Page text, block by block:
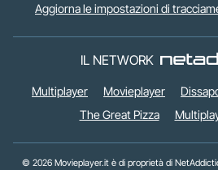
Aggiorna le impostazioni di
IL NETWORK
Multiplayer Movieplayer
The Great Pizza
© 2026 Movieplayer.it è di proprietà di